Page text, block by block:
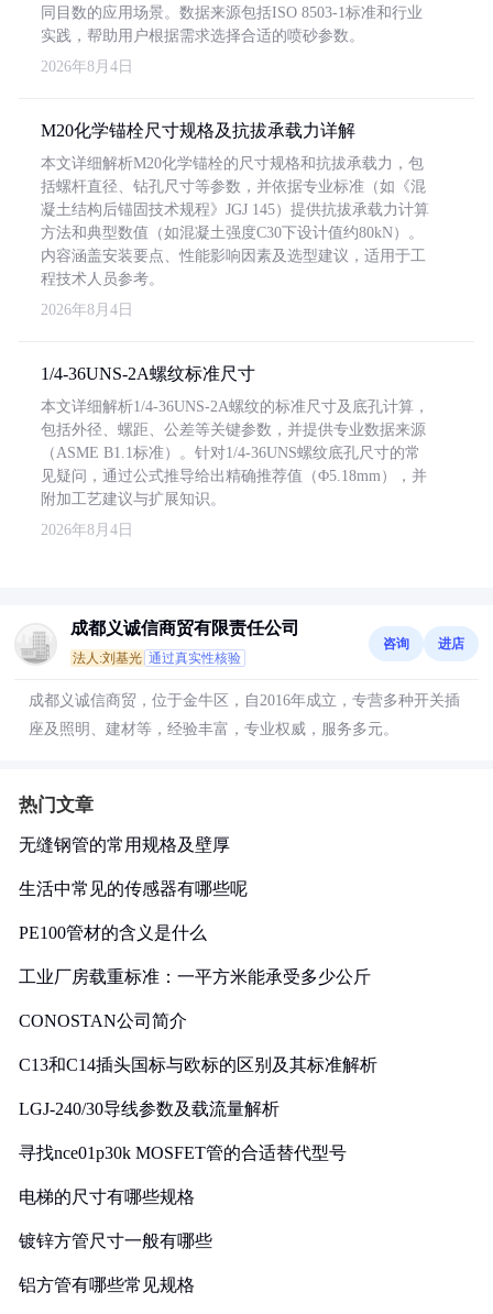
同目数的应用场景。数据来源包括ISO 8503-1标准和行业
实践，帮助用户根据需求选择合适的喷砂参数。
2026年8月4日
M20化学锚栓尺寸规格及抗拔承载力详解
本文详细解析M20化学锚栓的尺寸规格和抗拔承载力，包
括螺杆直径、钻孔尺寸等参数，并依据专业标准（如《混
凝土结构后锚固技术规程》JGJ 145）提供抗拔承载力计算
方法和典型数值（如混凝土强度C30下设计值约80kN）。
内容涵盖安装要点、性能影响因素及选型建议，适用于工
程技术人员参考。
2026年8月4日
1/4-36UNS-2A螺纹标准尺寸
本文详细解析1/4-36UNS-2A螺纹的标准尺寸及底孔计算，
包括外径、螺距、公差等关键参数，并提供专业数据来源
（ASME B1.1标准）。针对1/4-36UNS螺纹底孔尺寸的常
见疑问，通过公式推导给出精确推荐值（Φ5.18mm），并
附加工艺建议与扩展知识。
2026年8月4日
成都义诚信商贸有限责任公司
法人:刘基光 通过真实性核验
咨询 进店
成都义诚信商贸，位于金牛区，自2016年成立，专营多种开关插
座及照明、建材等，经验丰富，专业权威，服务多元。
热门文章
无缝钢管的常用规格及壁厚
生活中常见的传感器有哪些呢
PE100管材的含义是什么
工业厂房载重标准：一平方米能承受多少公斤
CONOSTAN公司简介
C13和C14插头国标与欧标的区别及其标准解析
LGJ-240/30导线参数及载流量解析
寻找nce01p30k MOSFET管的合适替代型号
电梯的尺寸有哪些规格
镀锌方管尺寸一般有哪些
铝方管有哪些常见规格